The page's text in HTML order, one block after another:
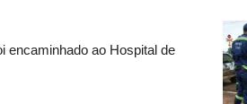
encaminhado ao Hospital de